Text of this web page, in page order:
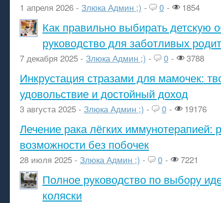
1 апреля 2026 - Злюка Админ ;) - 0 - 1854
Как правильно выбирать детскую
руководство для заботливых
7 декабря 2025 - Злюка Админ ;) - 0 - 3788
Инкрустация стразами для мамочек:
удовольствие и достойный доход
3 августа 2025 - Злюка Админ ;) - 0 - 19176
Лечение рака лёгких иммунотерапией:
возможности без побочек
28 июля 2025 - Злюка Админ ;) - 0 - 7221
Полное руководство по выбору
коляски